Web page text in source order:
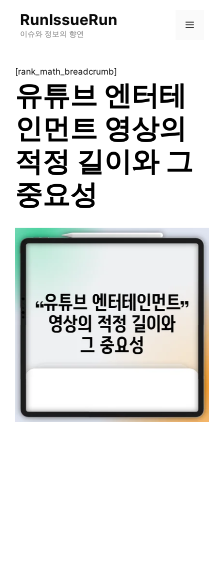
RunIssueRun
이슈와 정보의 향연
메
[rank_math_breadcrumb]
유튜브 엔터테
인먼트 영상의
적정 길이와 그
중요성